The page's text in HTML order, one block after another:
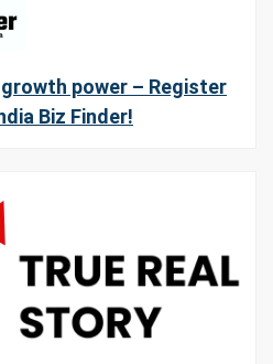
power – Register
Biz Finder!